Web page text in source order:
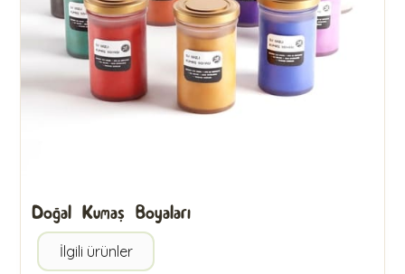
Doğal Kumaş Boyaları
İlgili ürünler